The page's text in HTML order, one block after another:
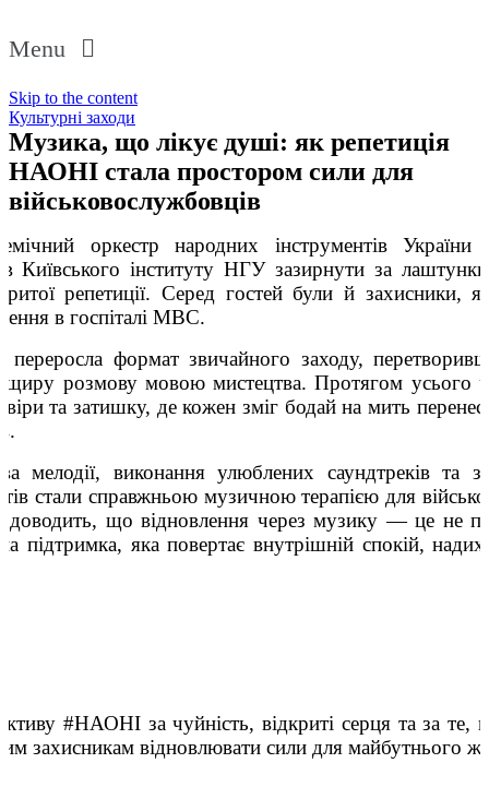
Menu
Skip to the content
Культурні заходи
Музика, що лікує душі: як репетиція
НАОНІ стала простором сили для
військовослужбовців
оркестр народних інструментів
Київського інституту НГУ зазирнути за
репетиції. Серед гостей були й захисники,
в госпіталі МВС.
формат звичайного заходу,
розмову мовою мистецтва. Протягом усього
та затишку, де кожен зміг бодай на мить
мелодії, виконання улюблених саундтреків та
стали справжньою музичною терапією для
доводить, що відновлення через музику — це не
підтримка, яка повертає внутрішній спокій,
#НАОНІ за чуйність, відкриті серця та за те,
захисникам відновлювати сили для майбутнього